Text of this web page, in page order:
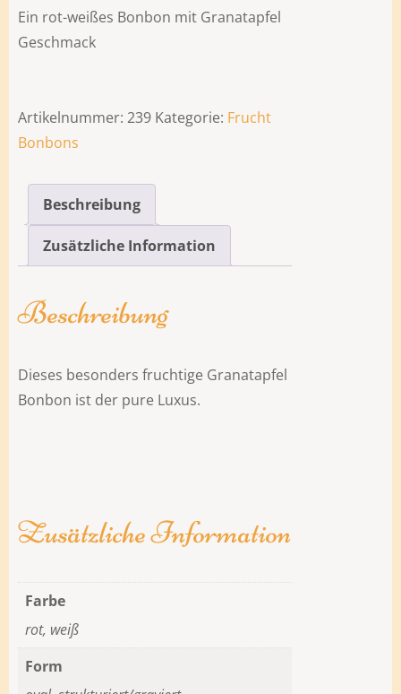
Ein rot-weißes Bonbon mit Granatapfel
Geschmack
Artikelnummer: 239 Kategorie: Frucht
Bonbons
Beschreibung
Zusätzliche Information
Beschreibung
Dieses besonders fruchtige Granatapfel
Bonbon ist der pure Luxus.
Zusätzliche Information
Farbe
rot, weiß
Form